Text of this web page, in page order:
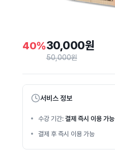
40%30,000원
50,000원
서비스 정보
수강 기간: 결제 즉시 이용 가능
결제 후 즉시 이용 가능